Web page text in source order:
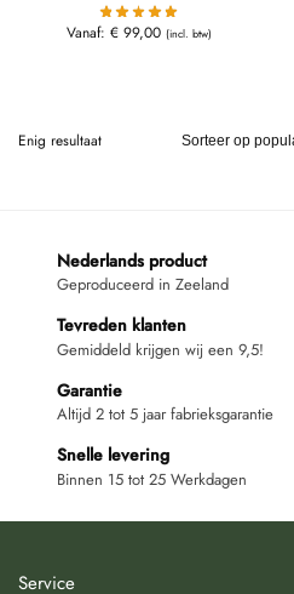
Vanaf: €99,00 (incl. btw)
Enig resultaat
Nederlands product
Geproduceerd in Zeeland
Tevreden klanten
Gemiddeld krijgen wij een 9,5!
Garantie
Altijd 2 tot 5 jaar fabrieksgarantie
Snelle levering
Binnen 15 tot 25 Werkdagen
Service